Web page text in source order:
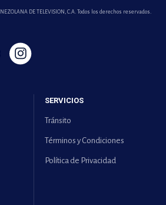
DE TELEVISION, C.A. Todos los derechos reservados.
SERVICIOS
Tránsito
Términos y Condiciones
Política de Privacidad